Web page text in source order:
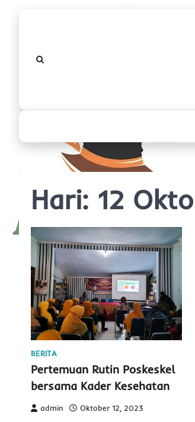
Hari: 12
BERITA
Pertemuan Rutin Poskeskel
bersama Kader Kesehatan
admin Oktober 12, 2023